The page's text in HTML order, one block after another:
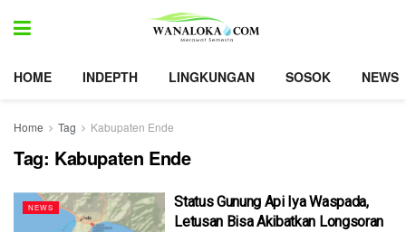
HOME INDEPTH LINGKUNGAN SOSOK NEWS
Home Tag Kabupaten Ende
Tag: Kabupaten Ende
NEWS
Status Gunung Api Iya Waspada,
Letusan Bisa Akibatkan Longsoran